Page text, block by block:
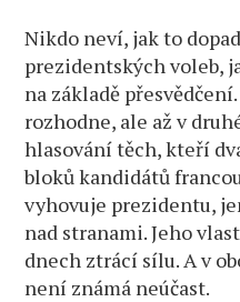
Nikdo neví, jak to
prezidentských voleb,
na základě
rozhodne, ale až v
hlasování těch, kteří
bloků kandidátů
vyhovuje prezidentu,
nad stranami. Jeho
dnech ztrácí sílu. A v
není známá neúčast.